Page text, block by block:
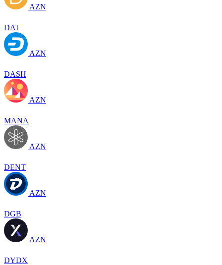
AZN
DAI
AZN
DASH
AZN
MANA
AZN
DENT
AZN
DGB
AZN
DYDX